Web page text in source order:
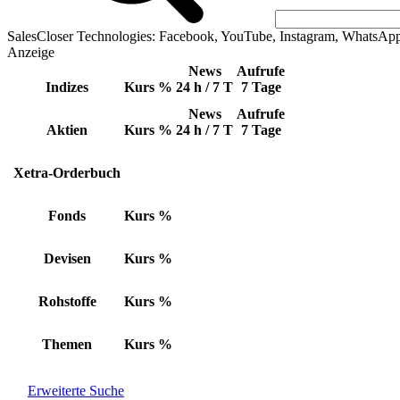
SalesCloser Technologies: Facebook, YouTube, Instagram,
Anzeige
Indizes Kurs %
News
24 h / 7 T
Aufrufe
7 Tage
Aktien Kurs %
News
24 h / 7 T
Aufrufe
7 Tage
Xetra-Orderbuch
Fonds Kurs %
Devisen Kurs %
Rohstoffe Kurs %
Themen Kurs %
Erweiterte Suche